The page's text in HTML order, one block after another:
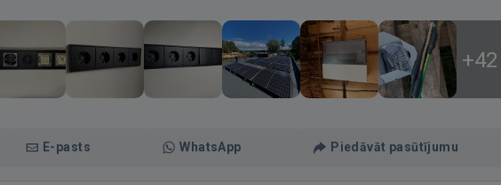
+42
E-pasts WhatsApp Piedāvāt pasūtījumu